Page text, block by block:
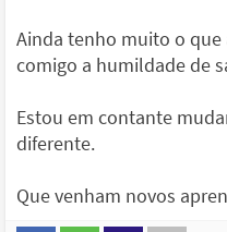
Ainda tenho muito o que
comigo a humildade de
Estou em contante
diferente.
Que venham novos